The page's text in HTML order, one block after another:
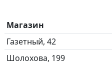
Магазин
Газетный, 42
Шолохова, 199